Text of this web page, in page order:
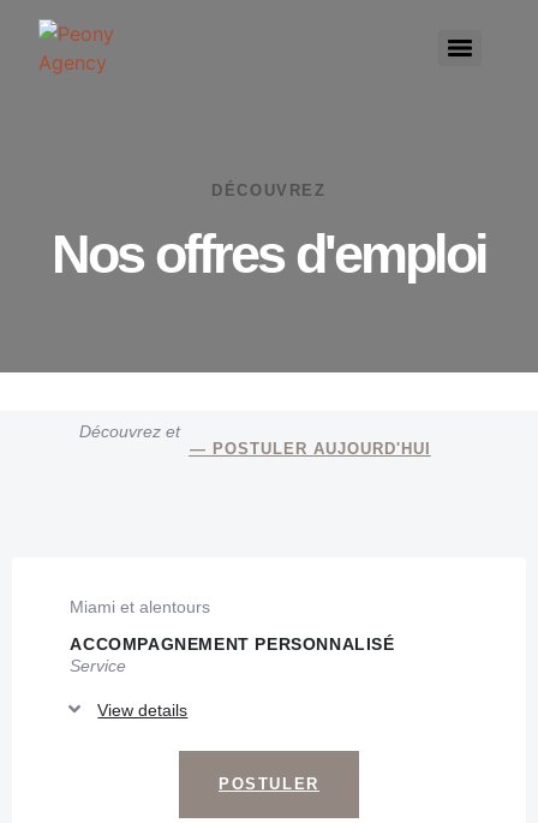
DÉCOUVREZ
Nos offres d'emploi
Découvrez et
— POSTULER AUJOURD'HUI
Miami et alentours
ACCOMPAGNEMENT PERSONNALISÉ
Service
View details
POSTULER